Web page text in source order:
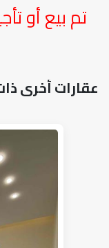
تم بيع أو
عقارات أخرى